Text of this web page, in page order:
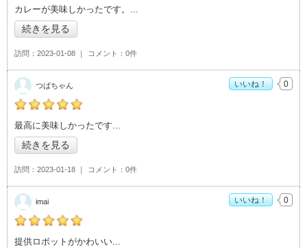
の「ココス 学園天久保店」おすすめ度：
カレーが美味しかったです。
続きを見る
訪問 2023-01-08 コメント 0件
の「ココス 学園天久保店」おすすめ度：
最高に美味しかったです
続きを見る
訪問 2023-01-18 コメント 0件
つばちゃん いいね！ 0
の「ココス 学園天久保店」おすすめ度：
提供ロボットがかわいい
imai いいね！ 0